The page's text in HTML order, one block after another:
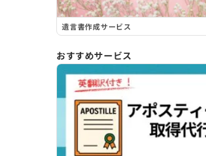
遺言書作成サービス
おすすめサービス